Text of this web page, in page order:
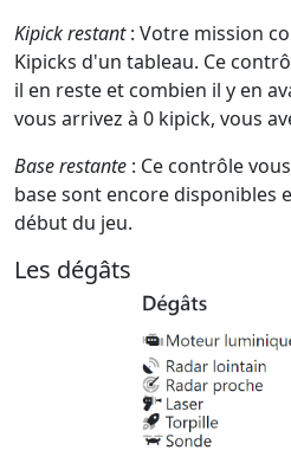
Kipick restant: Votre mission
Kipicks d'un tableau. Ce
il en reste et combien il y en
vous arrivez à 0 kipick, vous
Base restante : Ce contrôle
base sont encore disponibles
début du jeu.
Les dégâts